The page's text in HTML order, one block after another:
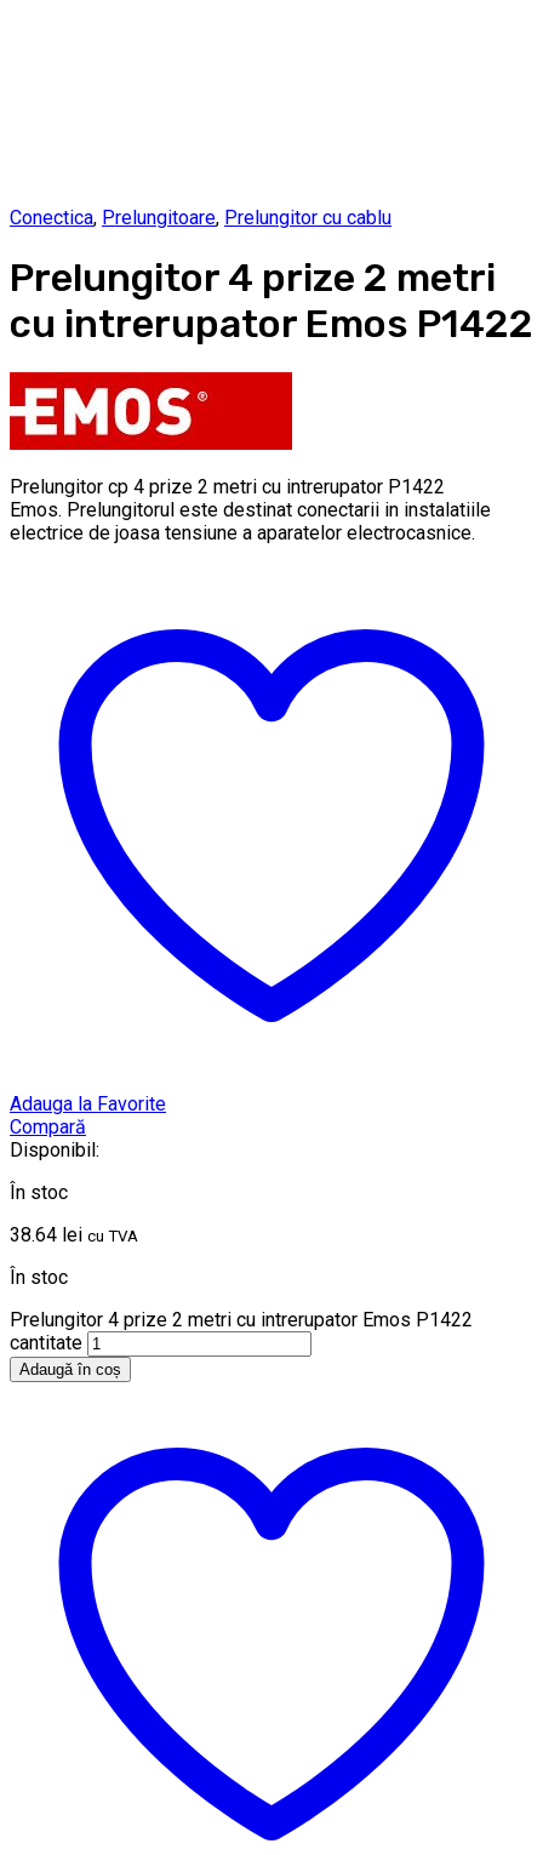
Conectica, Prelungitoare, Prelungitor cu cablu
Prelungitor 4 prize 2 metri
cu intrerupator Emos P1422
Prelungitor cp 4 prize 2 metri cu intrerupator P1422
Emos. Prelungitorul este destinat conectarii in instalatiile
electrice de joasa tensiune a aparatelor electrocasnice.
Adauga la Favorite
Compară
Disponibil:
În stoc
38.64 lei cu TVA
În stoc
Prelungitor 4 prize 2 metri cu intrerupator Emos P1422
cantitate
Adaugă în coș